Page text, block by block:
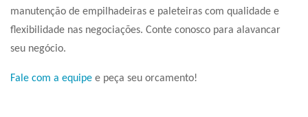
manutenção de empilhadeiras e paleteiras com qualidade e
flexibilidade nas negociações. Conte conosco para alavancar
seu negócio.
Fale com a equipe e peça seu orcamento!